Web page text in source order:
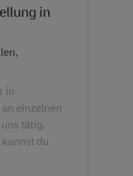
in
in
einzelnen
tätig.
du